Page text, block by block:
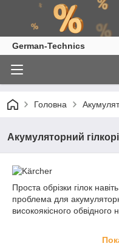
German-Technics
Головна
Акумуляторний
Проста обрізки гілок
проблема для
високоякісного обвідного